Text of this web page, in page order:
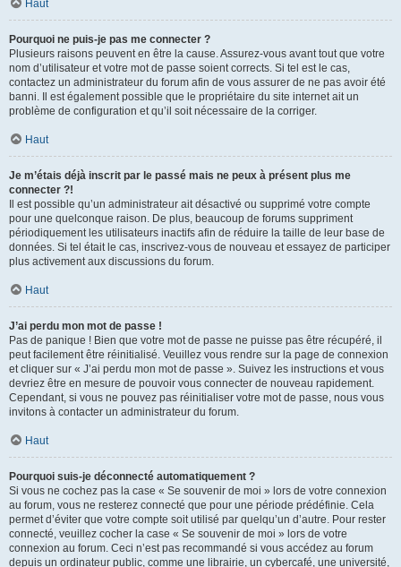
Haut
Pourquoi ne puis-je pas me connecter ?
Plusieurs raisons peuvent en être la cause. Assurez-vous avant tout que votre
nom d’utilisateur et votre mot de passe soient corrects. Si tel est le cas,
contactez un administrateur du forum afin de vous assurer de ne pas avoir été
banni. Il est également possible que le propriétaire du site internet ait un
problème de configuration et qu’il soit nécessaire de la corriger.
Haut
Je m’étais déjà inscrit par le passé mais ne peux à présent plus me
connecter ?!
Il est possible qu’un administrateur ait désactivé ou supprimé votre compte
pour une quelconque raison. De plus, beaucoup de forums suppriment
périodiquement les utilisateurs inactifs afin de réduire la taille de leur base de
données. Si tel était le cas, inscrivez-vous de nouveau et essayez de participer
plus activement aux discussions du forum.
Haut
J’ai perdu mon mot de passe !
Pas de panique ! Bien que votre mot de passe ne puisse pas être récupéré, il
peut facilement être réinitialisé. Veuillez vous rendre sur la page de connexion
et cliquer sur « J’ai perdu mon mot de passe ». Suivez les instructions et vous
devriez être en mesure de pouvoir vous connecter de nouveau rapidement.
Cependant, si vous ne pouvez pas réinitialiser votre mot de passe, nous vous
invitons à contacter un administrateur du forum.
Haut
Pourquoi suis-je déconnecté automatiquement ?
Si vous ne cochez pas la case « Se souvenir de moi » lors de votre connexion
au forum, vous ne resterez connecté que pour une période prédéfinie. Cela
permet d’éviter que votre compte soit utilisé par quelqu’un d’autre. Pour rester
connecté, veuillez cocher la case « Se souvenir de moi » lors de votre
connexion au forum. Ceci n’est pas recommandé si vous accédez au forum
depuis un ordinateur public, comme une librairie, un cybercafé, une université,